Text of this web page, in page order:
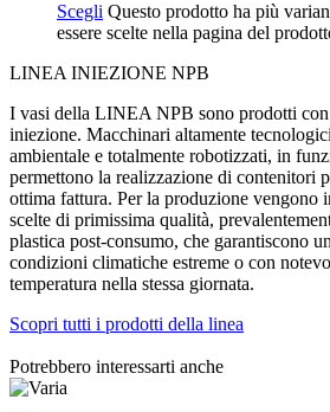
Scegli Questo prodotto ha più
essere scelte nella pagina del
LINEA INIEZIONE NPB
I vasi della LINEA NPB sono prodotti con
iniezione. Macchinari altamente
ambientale e totalmente robotizzati, in
permettono la realizzazione di contenitori
ottima fattura. Per la produzione vengono
scelte di primissima qualità,
plastica post-consumo, che garantiscono
condizioni climatiche estreme o con
temperatura nella stessa giornata.
Scopri tutti i prodotti della linea
Potrebbero interessarti anche